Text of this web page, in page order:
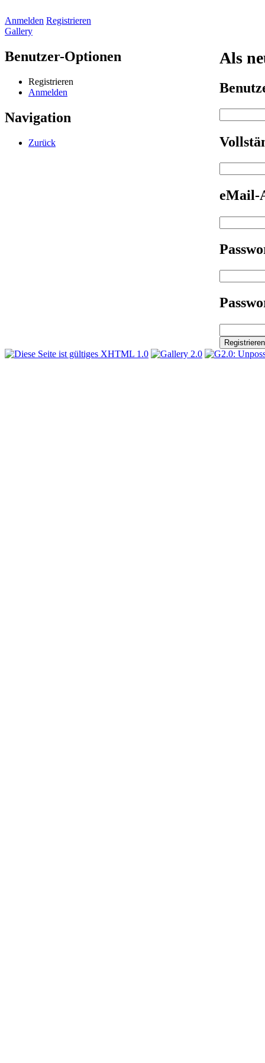
Anmelden Registrieren
Gallery
Benutzer-Optionen
Registrieren
Anmelden
Navigation
Zurück
Als
eMail-